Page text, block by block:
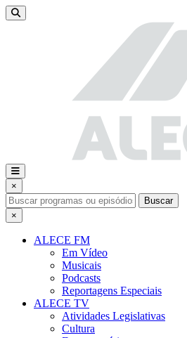
×
Buscar
×
ALECE FM
Em Vídeo
Musicais
Podcasts
Reportagens Especiais
ALECE TV
Atividades Legislativas
Cultura